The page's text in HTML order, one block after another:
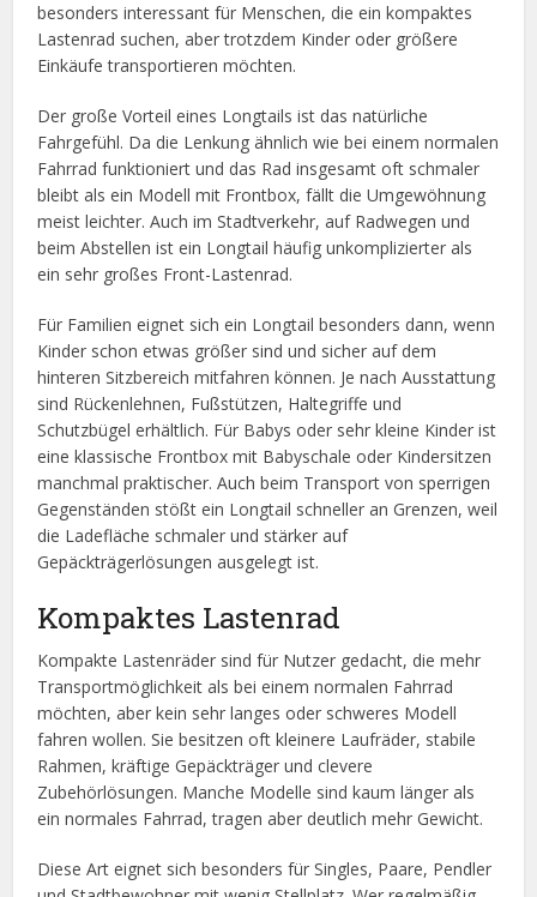
besonders interessant für Menschen, die ein kompaktes
Lastenrad suchen, aber trotzdem Kinder oder größere
Einkäufe transportieren möchten.
Der große Vorteil eines Longtails ist das natürliche
Fahrgefühl. Da die Lenkung ähnlich wie bei einem normalen
Fahrrad funktioniert und das Rad insgesamt oft schmaler
bleibt als ein Modell mit Frontbox, fällt die Umgewöhnung
meist leichter. Auch im Stadtverkehr, auf Radwegen und
beim Abstellen ist ein Longtail häufig unkomplizierter als
ein sehr großes Front-Lastenrad.
Für Familien eignet sich ein Longtail besonders dann, wenn
Kinder schon etwas größer sind und sicher auf dem
hinteren Sitzbereich mitfahren können. Je nach Ausstattung
sind Rückenlehnen, Fußstützen, Haltegriffe und
Schutzbügel erhältlich. Für Babys oder sehr kleine Kinder ist
eine klassische Frontbox mit Babyschale oder Kindersitzen
manchmal praktischer. Auch beim Transport von sperrigen
Gegenständen stößt ein Longtail schneller an Grenzen, weil
die Ladefläche schmaler und stärker auf
Gepäckträgerlösungen ausgelegt ist.
Kompaktes Lastenrad
Kompakte Lastenräder sind für Nutzer gedacht, die mehr
Transportmöglichkeit als bei einem normalen Fahrrad
möchten, aber kein sehr langes oder schweres Modell
fahren wollen. Sie besitzen oft kleinere Laufräder, stabile
Rahmen, kräftige Gepäckträger und clevere
Zubehörlösungen. Manche Modelle sind kaum länger als
ein normales Fahrrad, tragen aber deutlich mehr Gewicht.
Diese Art eignet sich besonders für Singles, Paare, Pendler